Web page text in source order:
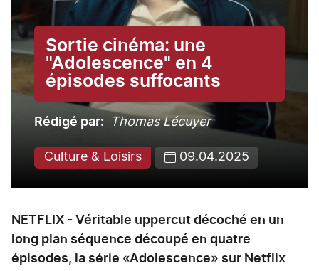
Sortie cinéma: une
"Adolescence" en 4
épisodes suffocants
Rédigé par Thomas Lécuyer
Culture & Loisirs 09.04.2025
NETFLIX - Véritable uppercut décoché en un
long plan séquence découpé en quatre
épisodes, la série «Adolescence» sur Netflix